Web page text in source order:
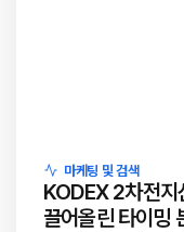
마케팅 및 검색
KODEX 2차전지
끌어올린 타이밍